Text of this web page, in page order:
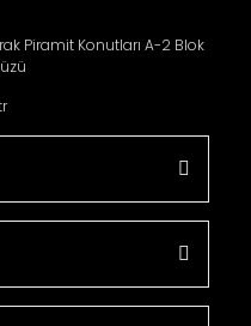
Piramit Konutları A-2 Blok